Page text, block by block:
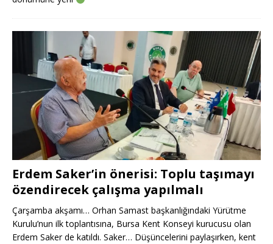
Erdem Saker’in önerisi: Toplu taşımayı
özendirecek çalışma yapılmalı
Çarşamba akşamı… Orhan Samast başkanlığındaki Yürütme
Kurulu’nun ilk toplantısına, Bursa Kent Konseyi kurucusu olan
Erdem Saker de katıldı. Saker… Düşüncelerini paylaşırken, kent